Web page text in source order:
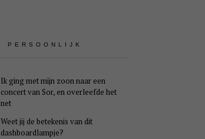
PERSOONLIJK
Ik ging met mijn zoon naar een
concert van Sor, en overleefde het
net
Weet jij de betekenis van dit
dashboardlampje?